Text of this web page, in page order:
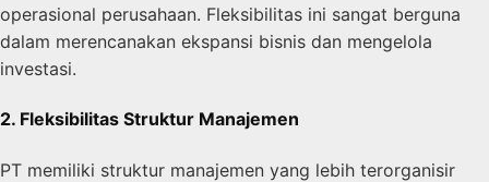
operasional perusahaan. Fleksibilitas ini sangat berguna
dalam merencanakan ekspansi bisnis dan mengelola
investasi.
2. Fleksibilitas Struktur Manajemen
PT memiliki struktur manajemen yang lebih terorganisir